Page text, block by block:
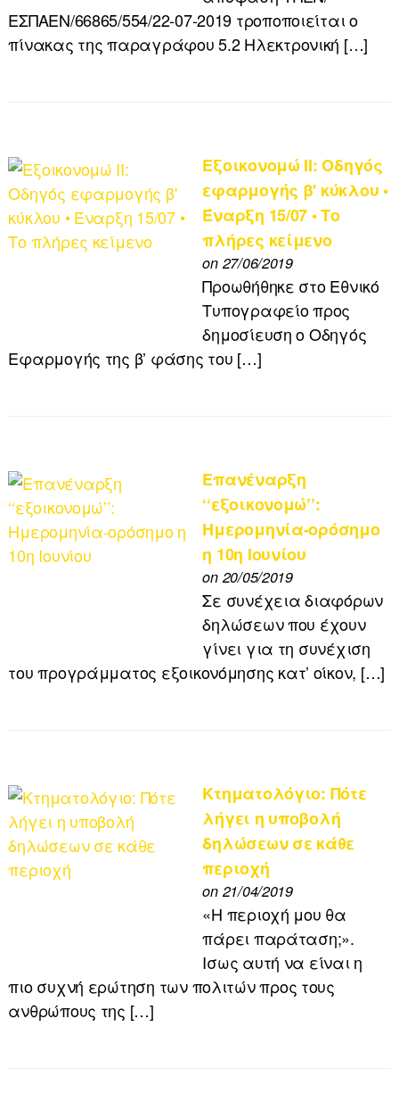
ΕΣΠΑΕΝ/66865/554/22-07-2019 τροποποιείται ο
πίνακας της παραγράφου 5.2 Ηλεκτρονική […]
Εξοικονομώ II: Οδηγός
εφαρμογής β' κύκλου •
Έναρξη 15/07 • Το
πλήρες κείμενο
on 27/06/2019
Προωθήθηκε στο Εθνικό
Τυπογραφείο προς
δημοσίευση ο Οδηγός
Εφαρμογής της β’ φάσης του […]
Επανέναρξη
‘‘εξοικονομώ’’:
Ημερομηνία-ορόσημο
η 10η Ιουνίου
on 20/05/2019
Σε συνέχεια διαφόρων
δηλώσεων που έχουν
γίνει για τη συνέχιση
του προγράμματος εξοικονόμησης κατ’ οίκον, […]
Κτηματολόγιο: Πότε
λήγει η υποβολή
δηλώσεων σε κάθε
περιοχή
on 21/04/2019
«Η περιοχή μου θα
πάρει παράταση;».
Ισως αυτή να είναι η
πιο συχνή ερώτηση των πολιτών προς τους
ανθρώπους της […]